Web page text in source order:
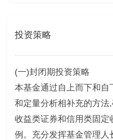
投资策略
(一)封闭期投资策略
本基金通过自上而下和
和定量分析相补充的方法
收益类证券和信用类固定
例。充分发挥基金管理